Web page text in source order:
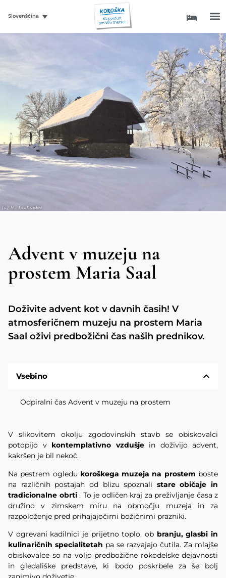
Slovenščina
(c) M. Tschinder
Advent v muzeju na
prostem Maria Saal
Doživite advent kot v davnih časih! V
atmosferičnem muzeju na prostem Maria
Saal oživi predbožični čas naših prednikov.
Vsebino
Odpiralni čas Advent v muzeju na prostem
V slikovitem okolju zgodovinskih stavb se obiskovalci
potopijo v kontemplativno vzdušjein doživijo advent,
kakršen je bil nekoč.
Na pestrem ogledu koroškega muzeja na prostem boste
na različnih postajah od blizu spoznali stare običaje in
tradicionalne obrti . To je odličen kraj za preživljanje časa z
družino v zimskem miru na območju muzeja in za
razpoloženje pred prihajajočimi božičnimi prazniki.
V ogrevani kadilnici je prijetno toplo, ob branju, glasbi in
kulinaričnih specialitetah pa se razvajajo čutila. Za mlajše
obiskovalce so na voljo predbožične rokodelske dejavnosti
in gledališke predstave, ki bodo poskrbele za še bolj